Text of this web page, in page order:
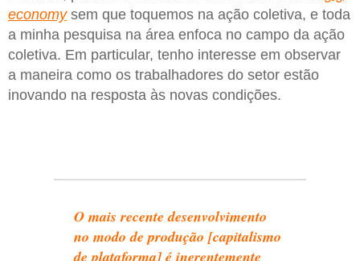
economysem que toquemos na ação coletiva, e toda
a minha pesquisa na área enfoca no campo da ação
coletiva. Em particular, tenho interesse em observar
a maneira como os trabalhadores do setor estão
inovando na resposta às novas condições.
O mais recente desenvolvimento
no modo de produção [capitalismo
de plataforma] é inerentemente